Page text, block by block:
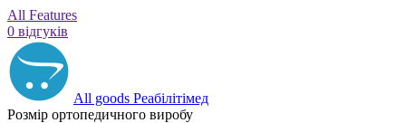
All Features
0 відгуків
All goods Реабілітімед
Розмір ортопедичного виробу